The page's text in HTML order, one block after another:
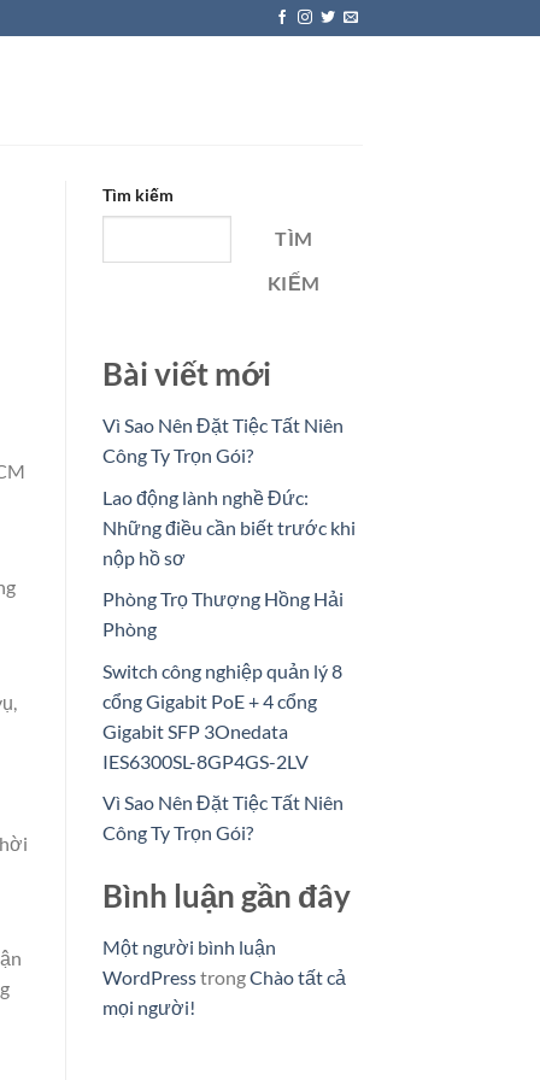
Tìm kiếm
TÌM
KIẾM
Bài viết mới
Vì Sao Nên Đặt Tiệc Tất Niên
Công Ty Trọn Gói?
Lao động lành nghề Đức:
Những điều cần biết trước khi
nộp hồ sơ
Phòng Trọ Thượng Hồng Hải
Phòng
Switch công nghiệp quản lý 8
cổng Gigabit PoE + 4 cổng
Gigabit SFP 3Onedata
IES6300SL-8GP4GS-2LV
Vì Sao Nên Đặt Tiệc Tất Niên
Công Ty Trọn Gói?
Bình luận gần đây
Một người bình luận
WordPresstrongChào tất cả
mọi người!